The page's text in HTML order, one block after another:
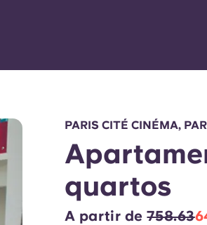
Sobre nós
PARIS CITÉ CINÉMA,
quartos
A partir de758.63